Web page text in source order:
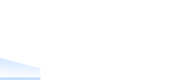
regalo de tus marcas favoritas con